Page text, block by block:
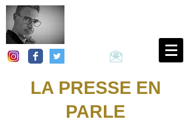
LA PRESSE EN
PARLE